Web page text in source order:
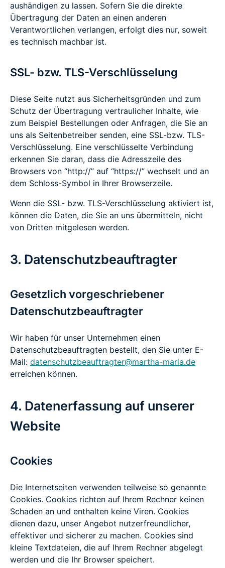
aushändigen zu lassen. Sofern Sie die direkte
Übertragung der Daten an einen anderen
Verantwortlichen verlangen, erfolgt dies nur, soweit
es technisch machbar ist.
SSL- bzw. TLS-Verschlüsselung
Diese Seite nutzt aus Sicherheitsgründen und zum
Schutz der Übertragung vertraulicher Inhalte, wie
zum Beispiel Bestellungen oder Anfragen, die Sie an
uns als Seitenbetreiber senden, eine SSL-bzw. TLS-
Verschlüsselung. Eine verschlüsselte Verbindung
erkennen Sie daran, dass die Adresszeile des
Browsers von “http://” auf “https://” wechselt und an
dem Schloss-Symbol in Ihrer Browserzeile.
Wenn die SSL- bzw. TLS-Verschlüsselung aktiviert ist,
können die Daten, die Sie an uns übermitteln, nicht
von Dritten mitgelesen werden.
3. Datenschutzbeauftragter
Gesetzlich vorgeschriebener
Datenschutzbeauftragter
Wir haben für unser Unternehmen einen
Datenschutzbeauftragten bestellt, den Sie unter E-
Mail: datenschutzbeauftragter@martha-maria.de
erreichen können.
4. Datenerfassung auf unserer
Website
Cookies
Die Internetseiten verwenden teilweise so genannte
Cookies. Cookies richten auf Ihrem Rechner keinen
Schaden an und enthalten keine Viren. Cookies
dienen dazu, unser Angebot nutzerfreundlicher,
effektiver und sicherer zu machen. Cookies sind
kleine Textdateien, die auf Ihrem Rechner abgelegt
werden und die Ihr Browser speichert.